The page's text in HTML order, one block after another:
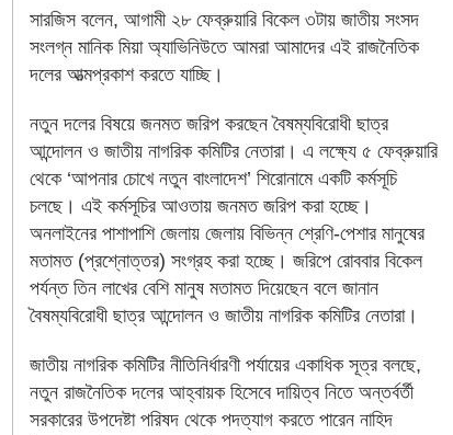
সারজিস বলেন, আগামী ২৮ ফেব্রুয়ারি বিকেল ৩টায় জাতীয় সংসদ
সংলগ্ন মানিক মিয়া অ্যাভিনিউতে আমরা আমাদের এই রাজনৈতিক
দলের আত্মপ্রকাশ করতে যাচ্ছি।
নতুন দলের বিষয়ে জনমত জরিপ করছেন বৈষম্যবিরোধী ছাত্র
আন্দোলন ও জাতীয় নাগরিক কমিটির নেতারা। এ লক্ষ্যে ৫ ফেব্রুয়ারি
থেকে ‘আপনার চোখে নতুন বাংলাদেশ’ শিরোনামে একটি কর্মসূচি
চলছে। এই কর্মসূচির আওতায় জনমত জরিপ করা হচ্ছে।
অনলাইনের পাশাপাশি জেলায় জেলায় বিভিন্ন শ্রেণি-পেশার মানুষের
মতামত (প্রশ্নোত্তর) সংগ্রহ করা হচ্ছে। জরিপে রোববার বিকেল
পর্যন্ত তিন লাখের বেশি মানুষ মতামত দিয়েছেন বলে জানান
বৈষম্যবিরোধী ছাত্র আন্দোলন ও জাতীয় নাগরিক কমিটির নেতারা।
জাতীয় নাগরিক কমিটির নীতিনির্ধারণী পর্যায়ের একাধিক সূত্র বলছে,
নতুন রাজনৈতিক দলের আহ্বায়ক হিসেবে দায়িত্ব নিতে অন্তর্বর্তী
সরকারের উপদেষ্টা পরিষদ থেকে পদত্যাগ করতে পারেন নাহিদ